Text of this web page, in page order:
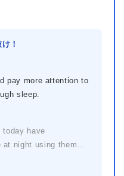
！
pay more attention to
sleep.
today have
at night using them…